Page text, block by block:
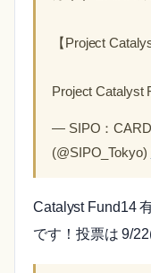
【Project
Project Catalyst
— SIPO：
(@SIPO_Tokyo)
Catalyst Fund14
です！投票は 9/